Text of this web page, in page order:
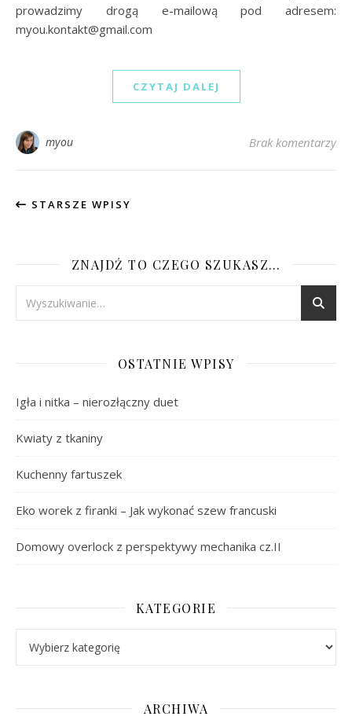
prowadzimy drogą e-mailową pod adresem:
myou.kontakt@gmail.com
CZYTAJ DALEJ
myou Brak komentarzy
STARSZE WPISY
ZNAJDŹ TO CZEGO SZUKASZ…
OSTATNIE WPISY
Igła i nitka – nierozłączny duet
Kwiaty z tkaniny
Kuchenny fartuszek
Eko worek z firanki – Jak wykonać szew francuski
Domowy overlock z perspektywy mechanika cz.II
KATEGORIE
ARCHIWA